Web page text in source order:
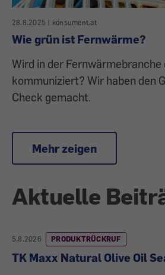
28.8.2025 | konsument.at
Wie grün ist Fernwärme?
Wird in der Fernwärmebranche
kommuniziert? Wir haben den
Check gemacht.
Mehr zeigen
Aktuelle
5.8.2026 PRODUKTRÜCKRUF
TK Maxx Natural Olive Oil